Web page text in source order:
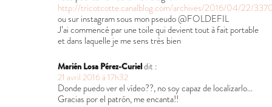
http://tricotcotte.canalblog.com/archives/2016/04/22/
ou sur instagram sous mon pseudo @FOLDEFIL
J’ai commencé par une toile qui devient tout à fait portable
et dans laquelle je me sens très bien
Marién Losa Pérez-Curieldit :
21 avril 2016 à 17h32
Donde puedo ver el vídeo??, no soy capaz de localizarlo…
Gracias por el patrón, me encanta!!